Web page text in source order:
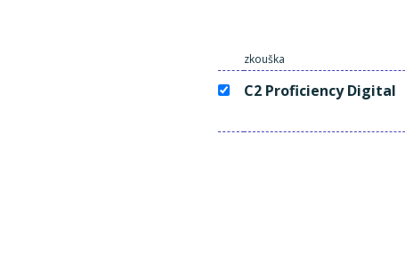
zkouška
C2 Proficiency Digital